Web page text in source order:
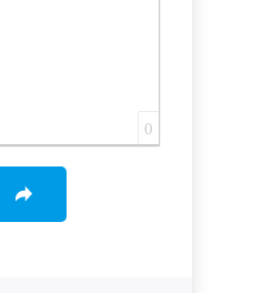
0